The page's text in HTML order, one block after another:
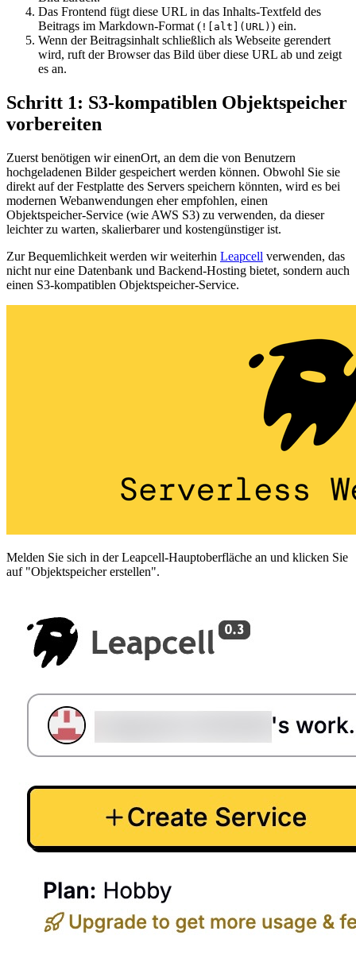
Das Frontend fügt diese URL in das Inhalts-Textfeld des
Beitrags im Markdown-Format ( ![alt](URL) ) ein.
Wenn der Beitragsinhalt schließlich als Webseite gerendert
wird, ruft der Browser das Bild über diese URL ab und zeigt
es an.
Schritt 1: S3-kompatiblen Objektspeicher
vorbereiten
Zuerst benötigen wir einenOrt, an dem die von Benutzern
hochgeladenen Bilder gespeichert werden können. Obwohl Sie sie
direkt auf der Festplatte des Servers speichern könnten, wird es bei
modernen Webanwendungen eher empfohlen, einen
Objektspeicher-Service (wie AWS S3) zu verwenden, da dieser
leichter zu warten, skalierbarer und kostengünstiger ist.
Zur Bequemlichkeit werden wir weiterhin Leapcell verwenden, das
nicht nur eine Datenbank und Backend-Hosting bietet, sondern auch
einen S3-kompatiblen Objektspeicher-Service.
Melden Sie sich in der Leapcell-Hauptoberfläche an und klicken Sie
auf "Objektspeicher erstellen".